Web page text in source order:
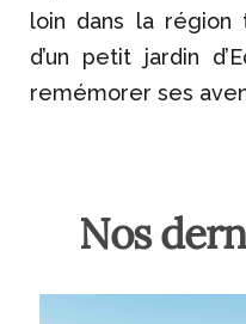
loin dans la région
d’un petit jardin
remémorer ses
Nos